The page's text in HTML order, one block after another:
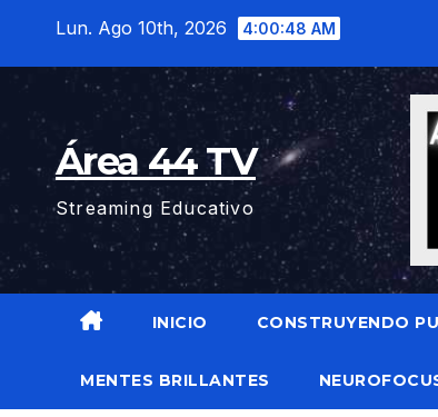
contenido
Lun. Ago 10th, 2026 4:00:49 AM
Área 44 TV
Streaming Educativo
INICIO CONSTRUYENDO
MENTES BRILLANTES